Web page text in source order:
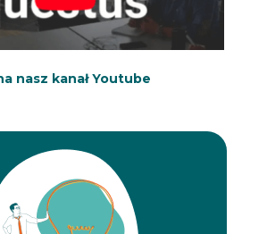
nasz kanał Youtube